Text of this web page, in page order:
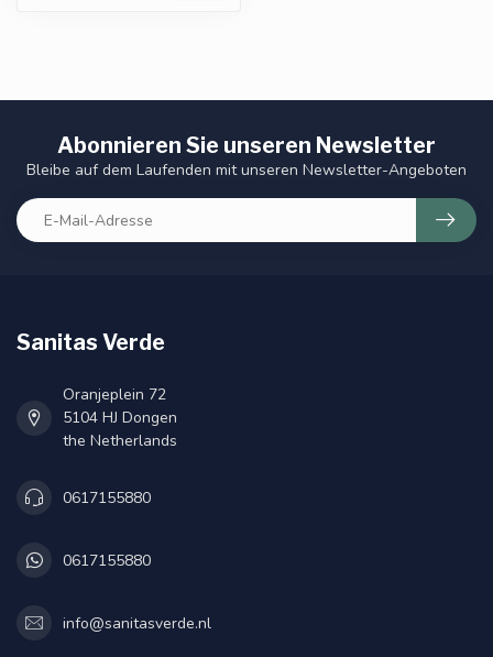
Abonnieren Sie unseren Newsletter
Bleibe auf dem Laufenden mit unseren Newsletter-Angeboten
Sanitas Verde
Oranjeplein 72
5104 HJ Dongen
the Netherlands
0617155880
0617155880
info@sanitasverde.nl